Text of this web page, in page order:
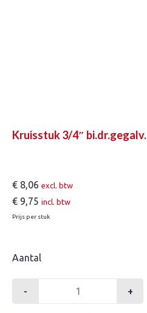
Kruisstuk 3/4″ bi.dr.gegalv.
€ 8,06 excl. btw
€ 9,75 incl. btw
Prijs per stuk
Aantal
- +